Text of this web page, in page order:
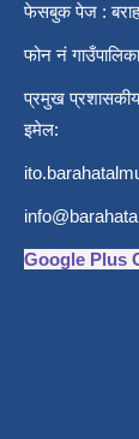
फेसबुक पेज :
फोन नं
प्रमुख
इमेल:
Google Plus